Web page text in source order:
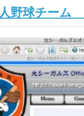
野球チーム